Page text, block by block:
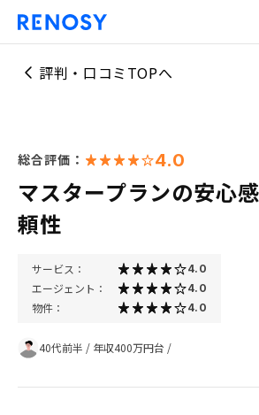
評判・口コミTOPへ
総合評価： 4.0
マスタープランの安心
頼性
サービス： 4.0
エージェント： 4.0
物件： 4.0
40代前半 / 年収400万円台 /